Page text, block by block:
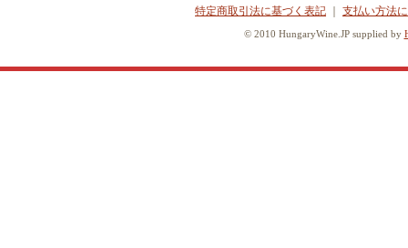
特定商取引法に基づく表記 支払い方法
© 2010 HungaryWine.JP supplied by